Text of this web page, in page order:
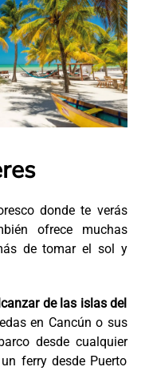
donde te verás
ofrece muchas
de tomar el sol y
de las islas del
en Cancún o sus
desde cualquier
ferry desde Puerto